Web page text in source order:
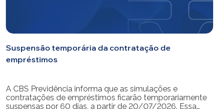
Suspensão temporária da contratação de
empréstimos
A CBS Previdência informa que as simulações e
contratações de empréstimos ficarão temporariamente
suspensas por 60 dias, a partir de 20/07/2026. Essa